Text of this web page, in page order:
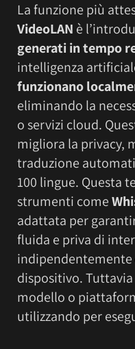
La funzione più
VideoLAN è
generati in tempo
intelligenza
funzionano
eliminando la
o servizi cloud.
migliora la privacy,
traduzione
100 lingue. Questa
strumenti come
adattata per
fluida e priva di
indipendentemente
dispositivo.
modello o
utilizzando per